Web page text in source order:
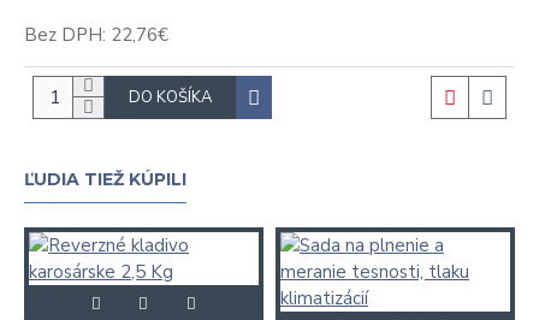
Bez DPH: 22,76€
DO KOŠÍKA
ĽUDIA TIEŽ KÚPILI